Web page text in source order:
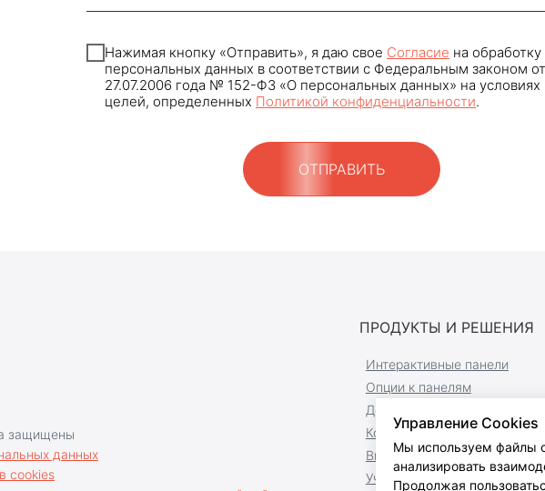
Нажимая кнопку «Отправить», я даю свое Cогласие на
персональных данных в соответствии с Федеральным законом от
27.07.2006 года № 152-ФЗ «О персональных данных» на условиях
целей, определенных Политикой конфиденциальности.
ОТПРАВИТЬ
ПРОДУКТЫ И РЕШЕНИЯ
защищены
данных
cookies
Интерактивные панели
Доски и комплекты
Учебное оборудование
Опции к панелям
Компьютерная техника
Видеостудии
Управление Cookies
Мы используем файлы
анализировать
Продолжая